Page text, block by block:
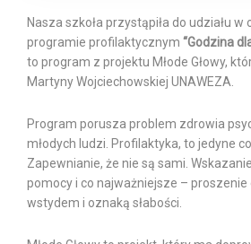
Nasza szkoła przystąpiła do udziału w
programie profilaktycznym “Godzina
to program z projektu Młode Głowy,
Martyny Wojciechowskiej UNAWEZA.
Program porusza problem zdrowia
młodych ludzi. Profilaktyka, to jedyne
Zapewnianie, że nie są sami.
pomocy i co najważniejsze – proszenie
wstydem i oznaką słabości.